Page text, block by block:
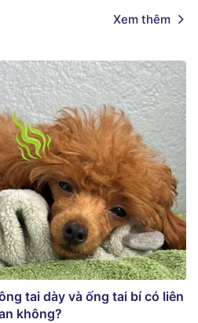
Xem thêm
tai dày và ống tai bí có liên
không?